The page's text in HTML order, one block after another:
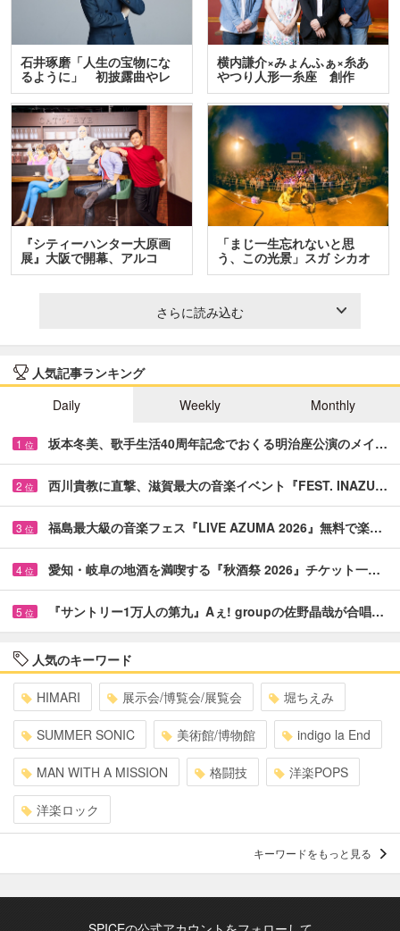
石井琢磨「人生の宝物にな
るように」 初披露曲やレ
ア…
横内謙介×みょんふぁ×糸あ
やつり人形一糸座 創作
人…
『シティーハンター大原画
展』大阪で開幕、アルコ
＆…
「まじ一生忘れないと思
う、この光景」スガ シカオ
と…
さらに読み込む
人気記事ランキング
Daily
Weekly Monthly
1 位 坂本冬美、歌手生活40周年記念でおくる明治座公演のメイ…
2 位 西川貴教に直撃、滋賀最大の音楽イベント『FEST. INAZU…
3 位 福島最大級の音楽フェス『LIVE AZUMA 2026』無料で楽…
4 位 愛知・岐阜の地酒を満喫する『秋酒祭 2026』チケット一…
5 位 『サントリー1万人の第九』Aぇ! groupの佐野晶哉が合唱…
人気のキーワード
HIMARI 展示会/博覧会/展覧会 堀ちえみ
SUMMER SONIC 美術館/博物館 indigo la End
MAN WITH A MISSION 格闘技 洋楽POPS
洋楽ロック
キーワードをもっと見る